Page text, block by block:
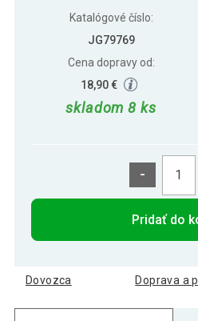
Katalógové číslo:
JG79769
Cena dopravy od:
18,90 €
skladom 8 ks
-
Pridať do
Dovozca Doprava a